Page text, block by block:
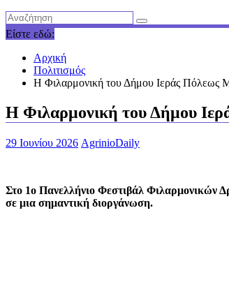
Είστε εδώ:
Αρχική
Πολιτισμός
Η Φιλαρμονική του Δήμου Ιεράς Πόλεως
Η Φιλαρμονική του Δήμου
29 Ιουνίου 2026 AgrinioDaily
Στο 1ο Πανελλήνιο Φεστιβάλ Φιλαρμονικών
σε μια σημαντική διοργάνωση.